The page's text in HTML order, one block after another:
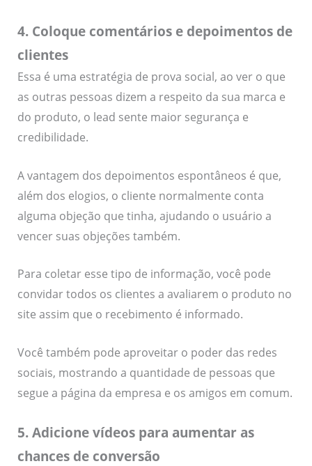
4. Coloque comentários e depoimentos de
clientes
Essa é uma estratégia de prova social, ao ver o que
as outras pessoas dizem a respeito da sua marca e
do produto, o lead sente maior segurança e
credibilidade.
A vantagem dos depoimentos espontâneos é que,
além dos elogios, o cliente normalmente conta
alguma objeção que tinha, ajudando o usuário a
vencer suas objeções também.
Para coletar esse tipo de informação, você pode
convidar todos os clientes a avaliarem o produto no
site assim que o recebimento é informado.
Você também pode aproveitar o poder das redes
sociais, mostrando a quantidade de pessoas que
segue a página da empresa e os amigos em comum.
5. Adicione vídeos para aumentar as
chances de conversão